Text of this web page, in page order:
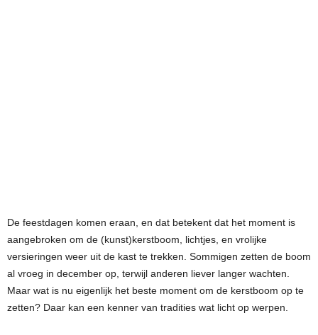
De feestdagen komen eraan, en dat betekent dat het moment is
aangebroken om de (kunst)kerstboom, lichtjes, en vrolijke
versieringen weer uit de kast te trekken. Sommigen zetten de boom
al vroeg in december op, terwijl anderen liever langer wachten.
Maar wat is nu eigenlijk het beste moment om de kerstboom op te
zetten? Daar kan een kenner van tradities wat licht op werpen.